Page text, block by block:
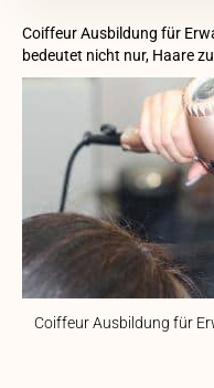
Coiffeur Ausbildung für
bedeutet nicht nur, Haare
Coiffeur Ausbildung für